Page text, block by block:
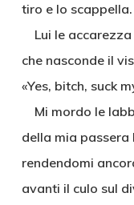
tiro e lo scappella.
Lui le accarezza
che nasconde il
«Yes, bitch, suck
Mi mordo le
della mia
rendendomi
avanti il culo sul